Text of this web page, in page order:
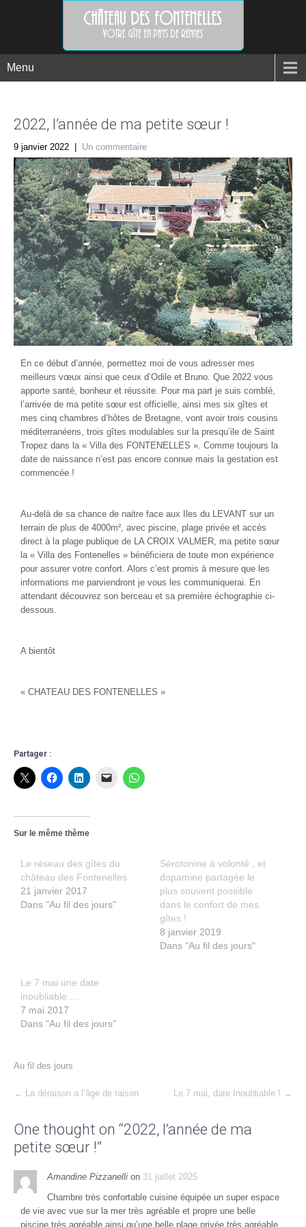
Menu
2022, l’année de ma petite sœur !
9 janvier 2022 Un commentaire
En ce début d’année, permettez moi de vous adresser mes
meilleurs vœux ainsi que ceux d’Odile et Bruno. Que 2022 vous
apporte santé, bonheur et réussite. Pour ma part je suis comblé,
l’arrivée de ma petite sœur est officielle, ainsi mes six gîtes et
mes cinq chambres d’hôtes de Bretagne, vont avoir trois cousins
méditerranéens, trois gîtes modulables sur la presqu’ile de Saint
Tropez dans la « Villa des FONTENELLES ». Comme toujours la
date de naissance n’est pas encore connue mais la gestation est
commencée !
Au-delà de sa chance de naitre face aux Iles du LEVANT sur un
terrain de plus de 4000m², avec piscine, plage privée et accès
direct à la plage publique de LA CROIX VALMER, ma petite sœur
la « Villa des Fontenelles » bénéficiera de toute mon expérience
pour assurer votre confort. Alors c’est promis à mesure que les
informations me parviendront je vous les communiquerai. En
attendant découvrez son berceau et sa première échographie ci-
dessous.
A bientôt
« CHATEAU DES FONTENELLES »
Partager :
Sur le même thème
Le réseau des gîtes du
château des Fontenelles
21 janvier 2017
Dans "Au fil des jours"
Sérotonine à volonté , et
dopamine partagée le
plus souvent possible
dans le confort de mes
gîtes !
8 janvier 2019
Dans "Au fil des jours"
Le 7 mai une date
inoubliable….
7 mai 2017
Dans "Au fil des jours"
Au fil des jours
Post
← La déraison a l’âge de raison Le 7 mai, date Inoubliable ! →
One thought on “2022, l’année de ma
petite sœur !”
Amandine Pizzanelli on 31 juillet 2025
Chambre très confortable cuisine équipée un super espace
de vie avec vue sur la mer très agréable et propre une belle
piscine très agréable ainsi qu’une belle plage privée très agréable